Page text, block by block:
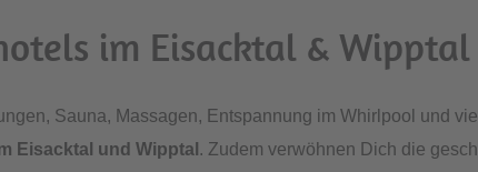
im Eisacktal &
Sauna, Massagen, Entspannung im Whirlpool und
Eisacktal und Wipptal . Zudem verwöhnen Dich die